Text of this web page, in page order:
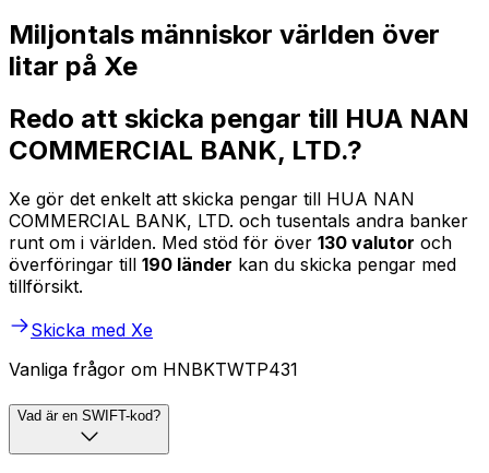
Miljontals människor världen över
litar på Xe
Redo att skicka pengar till HUA NAN
COMMERCIAL BANK, LTD.?
Xe gör det enkelt att skicka pengar till HUA NAN
COMMERCIAL BANK, LTD. och tusentals andra banker
runt om i världen. Med stöd för över 130 valutor och
överföringar till 190 länder kan du skicka pengar med
tillförsikt.
Skicka med Xe
Vanliga frågor om HNBKTWTP431
Vad är en SWIFT-kod?